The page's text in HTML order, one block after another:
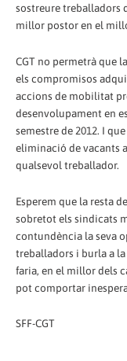
sostreure treballadors
millor postor en el
CGT no permetrà que
els compromisos
accions de mobilitat
desenvolupament en
semestre de 2012. I
eliminació de vacants
qualsevol treballador.
Esperem que la resta
sobretot els sindicats
contundència la seva
treballadors i burla a
faria, en el millor dels
pot comportar
SFF-CGT